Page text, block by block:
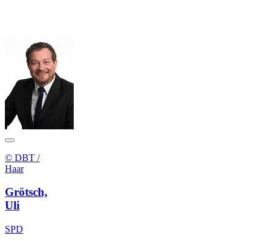
© DBT /
Haar
Grötsch,
Uli
SPD